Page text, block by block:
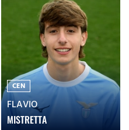
CEN
FLAVIO
MISTRETTA